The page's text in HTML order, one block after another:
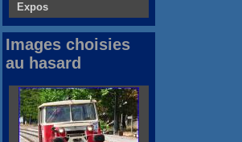
Expos
Images choisies
au hasard